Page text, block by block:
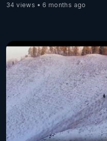
34 views 6 months ago